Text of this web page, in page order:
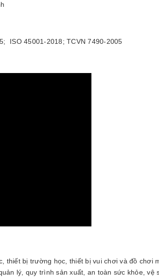
ISO 45001-2018; TCVN 7490-2005
thiết bị trường học, thiết bị vui chơi và đồ chơi
lý, quy trình sản xuất, an toàn sức khỏe,